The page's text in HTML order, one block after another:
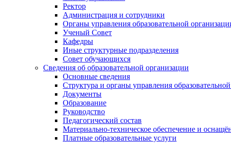
Ректор
Администрация и сотрудники
Органы управления образовательной
Ученый Совет
Кафедры
Иные структурные подразделения
Совет обучающихся
Сведения об образовательной организации
Основные сведения
Структура и органы управления
Документы
Образование
Руководство
Педагогический состав
Материально-техническое обеспечение и
Платные образовательные услуги